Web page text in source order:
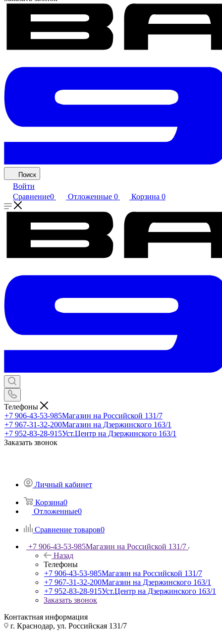
Поиск
Войти
Сравнение0 Отложенные 0 Корзина 0
Телефоны
+7 906-43-53-985Магазин на Российской 131/7
+7 967-31-32-200Магазин на Дзержинского 163/1
+7 952-83-28-915Уст.Центр на Дзержинского 163/1
Заказать звонок
Личный кабинет
Корзина0
Отложенные0
Сравнение товаров0
+7 906-43-53-985Магазин на Российской 131/7
Назад
Телефоны
+7 906-43-53-985Магазин на Российской 131/7
+7 967-31-32-200Магазин на Дзержинского 163/1
+7 952-83-28-915Уст.Центр на Дзержинского 163/1
Заказать звонок
Контактная информация
г. Краснодар, ул. Российская 131/7